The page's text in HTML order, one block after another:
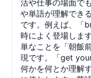
活や仕事の場面で
や単語が理解でき
です。例えば、「
時によく登場しま
単なことを「朝飯
現です。「get
何かを何とか理解